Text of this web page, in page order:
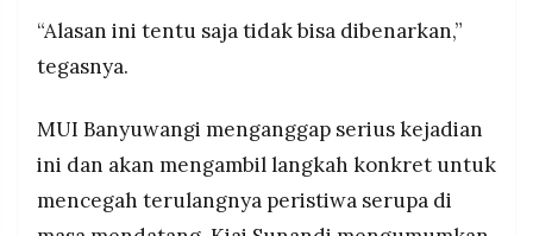
“Alasan ini tentu saja tidak bisa dibenarkan,”
tegasnya.
MUI Banyuwangi menganggap serius kejadian
ini dan akan mengambil langkah konkret untuk
mencegah terulangnya peristiwa serupa di